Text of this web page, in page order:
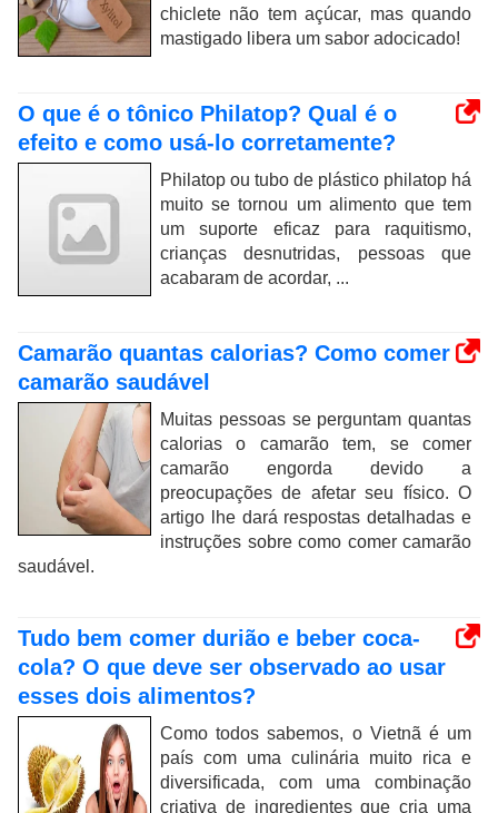
chiclete não tem açúcar, mas quando
mastigado libera um sabor adocicado!
O que é o tônico Philatop? Qual é o
efeito e como usá-lo corretamente?
Philatop ou tubo de plástico philatop há
muito se tornou um alimento que tem
um suporte eficaz para raquitismo,
crianças desnutridas, pessoas que
acabaram de acordar, ...
Camarão quantas calorias? Como comer
camarão saudável
Muitas pessoas se perguntam quantas
calorias o camarão tem, se comer
camarão engorda devido a
preocupações de afetar seu físico. O
artigo lhe dará respostas detalhadas e
instruções sobre como comer camarão
saudável.
Tudo bem comer durião e beber coca-
cola? O que deve ser observado ao usar
esses dois alimentos?
Como todos sabemos, o Vietnã é um
país com uma culinária muito rica e
diversificada, com uma combinação
criativa de ingredientes que cria uma